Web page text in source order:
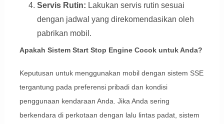
Servis Rutin: Lakukan servis rutin sesuai
dengan jadwal yang direkomendasikan oleh
pabrikan mobil.
Apakah Sistem Start Stop Engine Cocok untuk Anda?
Keputusan untuk menggunakan mobil dengan sistem SSE
tergantung pada preferensi pribadi dan kondisi
penggunaan kendaraan Anda. Jika Anda sering
berkendara di perkotaan dengan lalu lintas padat, sistem